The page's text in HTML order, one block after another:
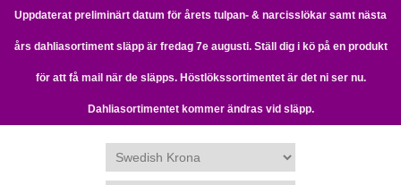
Uppdaterat preliminärt datum för årets tulpan- & narcisslökar samt nästa
års dahliasortiment släpp är fredag 7e augusti. Ställ dig i kö på en produkt
för att få mail när de släpps. Höstlökssortimentet är det ni ser nu.
Dahliasortimentet kommer ändras vid släpp.